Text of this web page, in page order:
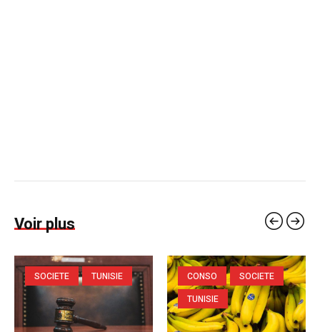
Voir plus
SOCIETE TUNISIE CONSO
SOCIETE
TUNISIE